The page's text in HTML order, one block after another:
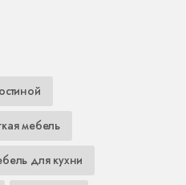
мебель
для кухни